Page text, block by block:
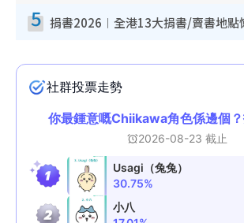
5